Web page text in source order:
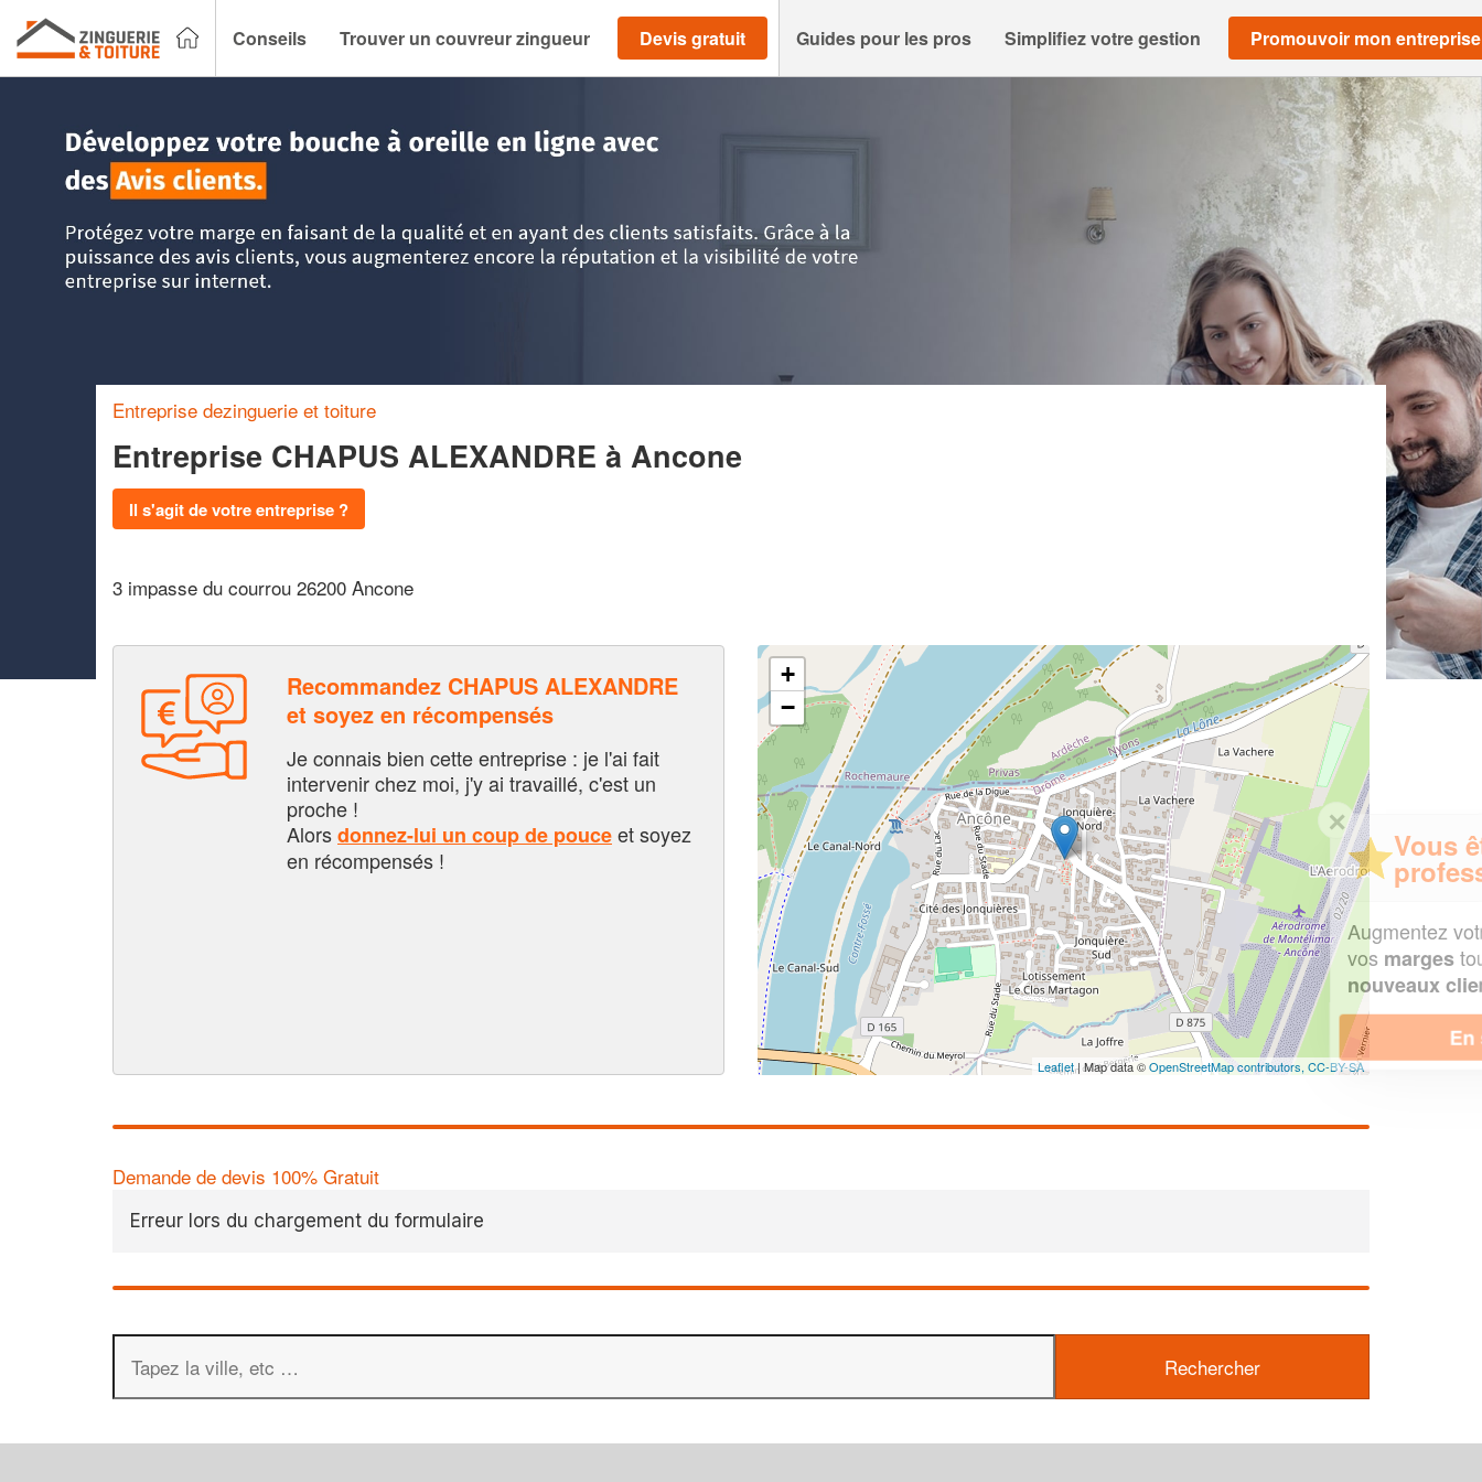
Conseils Trouver un couvreur zingueur Devis gratuit Guides pour les pros Simplifiez votre gestion Promouvoir mon entreprise
Entreprise dezinguerie et toiture
Entreprise CHAPUS ALEXANDRE à Ancone
Il s'agit de votre entreprise ?
3 impasse du courrou 26200 Ancone
Recommandez CHAPUS ALEXANDRE
et soyez en récompensés
Je connais bien cette entreprise : je l'ai fait
intervenir chez moi, j'y ai travaillé, c'est un
proche !
Alorsdonnez-lui un coup de pouceet soyez
en récompensés !
+
−
Leaflet| Map data ©OpenStreetMap contributors, CC-BY-SA
Demande de devis 100% Gratuit
Erreur lors du chargement du formulaire
✕
Vous êtes un
professionnel ?
Augmentez votrechiffre d'affaireset
vosmarges tout en gagnant de
nouveaux clients!
En savoir plus